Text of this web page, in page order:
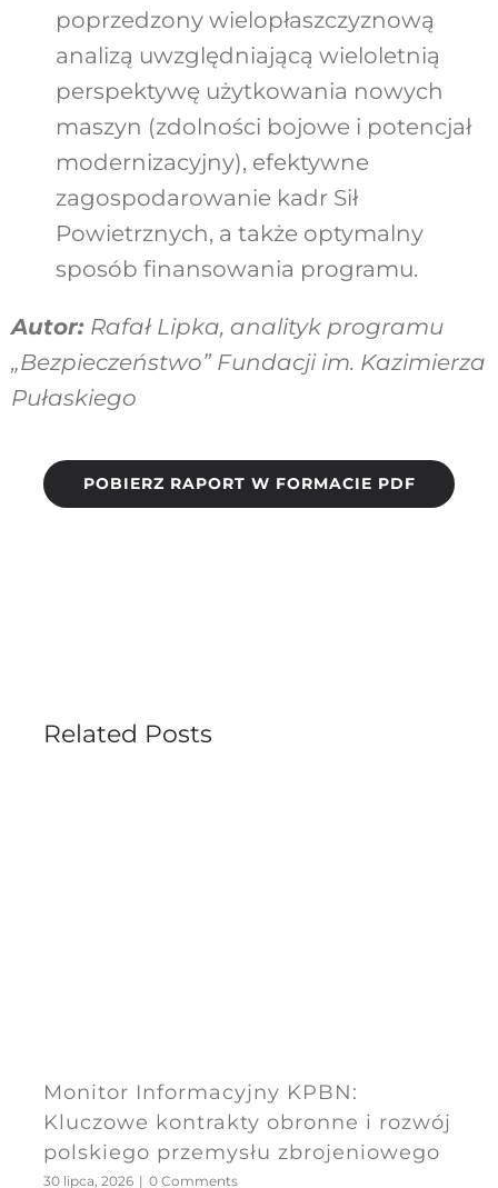
poprzedzony wielopłaszczyznową
analizą uwzględniającą wieloletnią
perspektywę użytkowania nowych
maszyn (zdolności bojowe i potencjał
modernizacyjny), efektywne
zagospodarowanie kadr Sił
Powietrznych, a także optymalny
sposób finansowania programu.
Autor: Rafał Lipka, analityk programu
„Bezpieczeństwo” Fundacji im. Kazimierza
Pułaskiego
POBIERZ RAPORT W FORMACIE PDF
Related Posts
Monitor Informacyjny KPBN:
Kluczowe kontrakty obronne i rozwój
polskiego przemysłu zbrojeniowego
30 lipca, 2026 | 0 Comments